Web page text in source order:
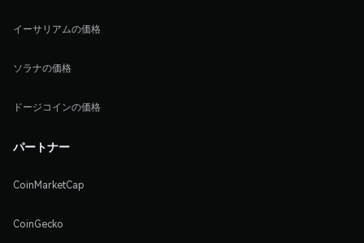
イーサリアムの価格
ソラナの価格
ドージコインの価格
パートナー
CoinMarketCap
CoinGecko